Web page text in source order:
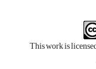
This work is